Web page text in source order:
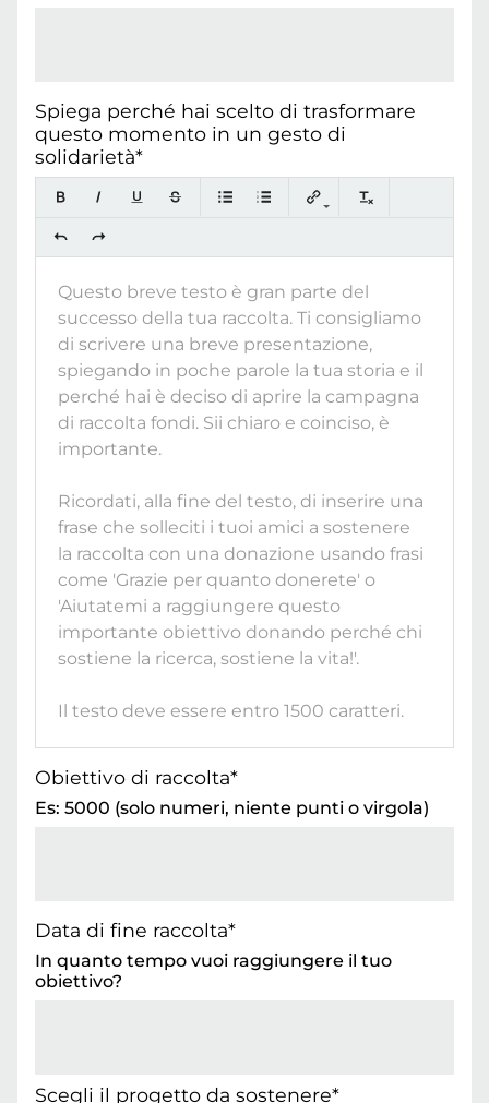
Spiega perché hai scelto di trasformare
questo momento in un gesto di
solidarietà*
Obiettivo di raccolta*
Es: 5000 (solo numeri, niente punti o virgola)
Data di fine raccolta*
In quanto tempo vuoi raggiungere il tuo
obiettivo?
Scegli il progetto da sostenere*